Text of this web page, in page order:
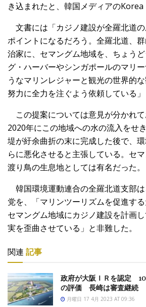
き込まれたと、韓国メディアのKorea
文書には「カジノ建設が全羅北道
ポイントになるだろう。全羅北道、
治家に、セマングム地域を、ちょう
グ・ハーバーやシンガポールのマリ
うなマリンレジャーと観光の世界的
努力に全力を注ぐよう依頼している」
この提案については意見が分かれ
2020年にこの地域への水の流入をせ
堤が紆余曲折の末に完成した後で、
らに悪化させると主張している。セ
渡り鳥の生息地としては有名だった。
韓国環境運動連合の全羅北道支部
党を、「マリンツーリズムを促進す
セマングム地域にカジノ建設を計画
実を歪曲させている」と非難した。
関連 記事
政府が大阪ＩＲを認定
の評価 長崎は審査継続
月曜日 17 4月 2023 AT 09:36